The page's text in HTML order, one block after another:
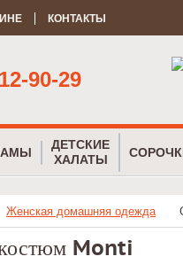
КОНТАКТЫ
90-29
ДЕТСКИЕ
ХАЛАТЫ
Женская домашняя одежда
Monti